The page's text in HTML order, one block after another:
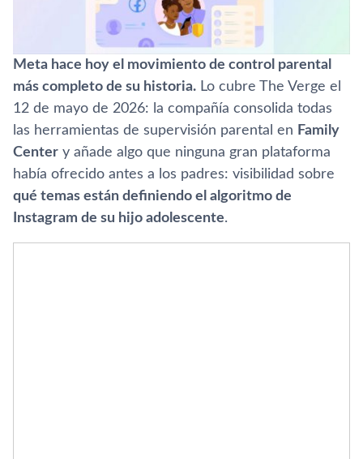
Meta hace hoy el movimiento de control parental
más completo de su historia. Lo cubre The Verge el
12 de mayo de 2026: la compañía consolida todas
las herramientas de supervisión parental en Family
Center y añade algo que ninguna gran plataforma
había ofrecido antes a los padres: visibilidad sobre
qué temas están definiendo el algoritmo de
Instagram de su hijo adolescente.